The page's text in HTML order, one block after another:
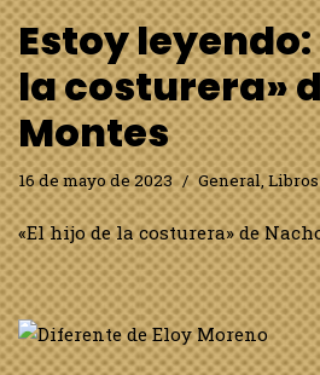
Estoy leyendo:
la costurera»
Montes
16 de mayo de 2023 General,Libros
«El hijo de la costurera» de